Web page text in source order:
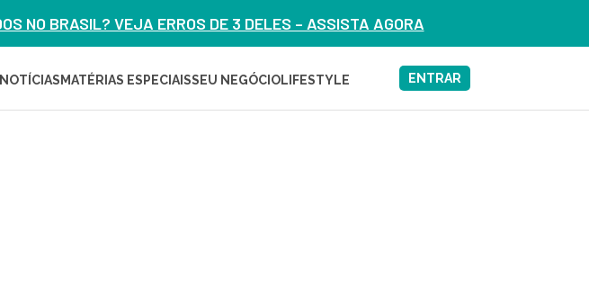
NO BRASIL? VEJA ERROS DE 3 DELES – ASSISTA AGORA
MATÉRIAS ESPECIAISSEU NEGÓCIOLIFESTYLE ENTRAR